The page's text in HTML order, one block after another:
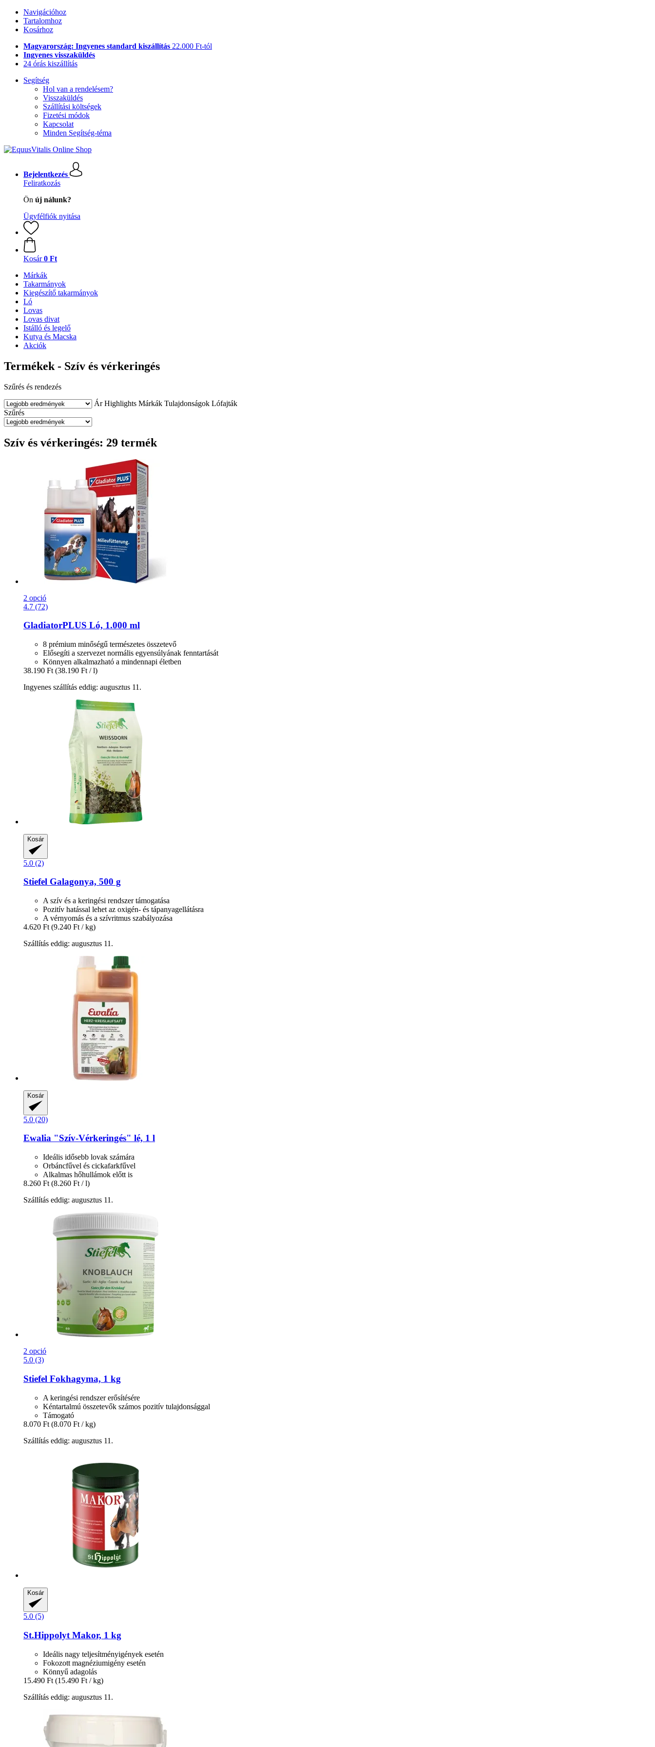
Navigációhoz
Tartalomhoz
Kosárhoz
Magyarország: Ingyenes standard kiszállítás 22.000 Ft-tól
Ingyenes visszaküldés
24 órás kiszállítás
Segítség
Hol van a rendelésem?
Visszaküldés
Szállítási költségek
Fizetési módok
Kapcsolat
Minden Segítség-téma
Bejelentkezés
Feliratkozás
Ön új nálunk?
Ügyfélfiók nyitása
Kosár 0 Ft
Márkák
Takarmányok
Kiegészítő takarmányok
Ló
Lovas
Lovas divat
Istálló és legelő
Kutya és Macska
Akciók
Termékek - Szív és vérkeringés
Szűrés és rendezés
Ár Highlights Márkák Tulajdonságok Lófajták
Szűrés
Szív és vérkeringés: 29 termék
2 opció
4.7 (72)
GladiatorPLUS Ló, 1.000 ml
8 prémium minőségű természetes összetevő
Elősegíti a szervezet normális egyensúlyának fenntartását
Könnyen alkalmazható a mindennapi életben
38.190 Ft (38.190 Ft / l)
Ingyenes szállítás eddig: augusztus 11.
Kosár
5.0 (2)
Stiefel Galagonya, 500 g
A szív és a keringési rendszer támogatása
Pozitív hatással lehet az oxigén- és tápanyagellátásra
A vérnyomás és a szívritmus szabályozása
4.620 Ft (9.240 Ft / kg)
Szállítás eddig: augusztus 11.
Kosár
5.0 (20)
Ewalia "Szív-​Vérkeringés" lé, 1 l
Ideális idősebb lovak számára
Orbáncfűvel és cickafarkfűvel
Alkalmas hőhullámok előtt is
8.260 Ft (8.260 Ft / l)
Szállítás eddig: augusztus 11.
2 opció
5.0 (3)
Stiefel Fokhagyma, 1 kg
A keringési rendszer erősítésére
Kéntartalmú összetevők számos pozitív tulajdonsággal
Támogató
8.070 Ft (8.070 Ft / kg)
Szállítás eddig: augusztus 11.
Kosár
5.0 (5)
St.Hippolyt Makor, 1 kg
Ideális nagy teljesítményigények esetén
Fokozott magnéziumigény esetén
Könnyű adagolás
15.490 Ft (15.490 Ft / kg)
Szállítás eddig: augusztus 11.